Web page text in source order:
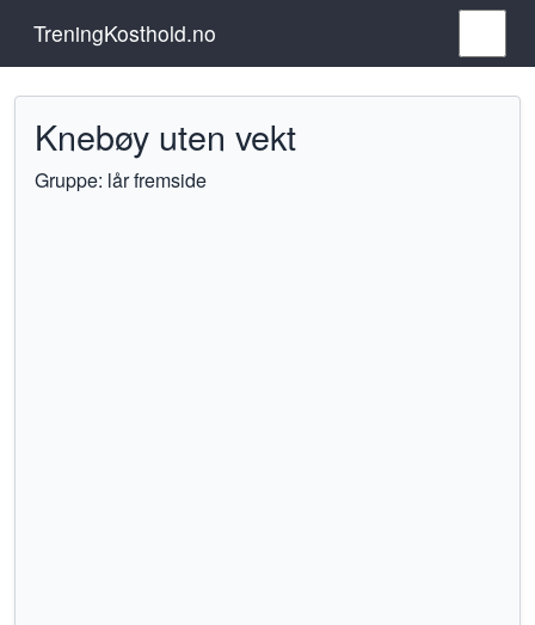
TreningKosthold.no
Knebøy uten vekt
Gruppe: lår fremside